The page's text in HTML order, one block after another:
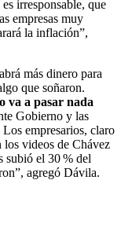
irresponsable, que
empresas muy
la inflación”,
más dinero para
que soñaron.
va a pasar nada
Gobierno y las
empresarios, claro
los videos de Chávez
subió el 30 % del
agregó Dávila.